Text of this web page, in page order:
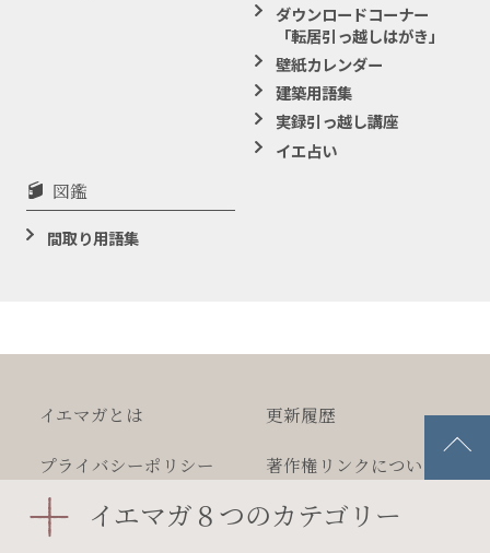
ダウンロードコーナー
「転居引っ越しはがき」
壁紙カレンダー
建築用語集
実録引っ越し講座
イエ占い
図鑑
間取り用語集
イエマガとは 更新履歴
プライバシーポリシー 著作権 リンクについて
広告掲載について 文字サイズの変更
イエマガ８つのカテゴリー